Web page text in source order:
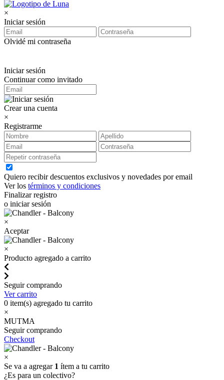
×
Iniciar sesión
Olvidé mi contraseña
Iniciar sesión
Continuar como invitado
Crear una cuenta
×
Registrarme
Quiero recibir descuentos exclusivos y novedades por email
Ver los términos y condiciones
Finalizar registro
o iniciar sesión
×
Aceptar
×
Producto agregado a carrito
Seguir comprando
Ver carrito
0 item(s) agregado tu carrito
×
MUTMA
Seguir comprando
Checkout
×
Se va a agregar 1 ítem a tu carrito
¿Es para un colectivo?